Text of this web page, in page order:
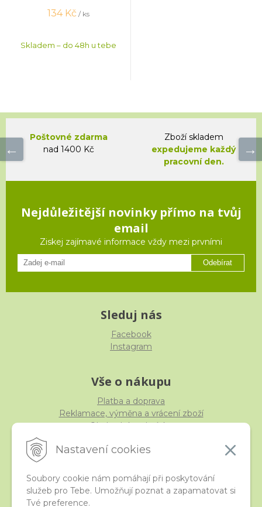
Nastavení cookies
Soubory cookie nám pomáhají při poskytování
služeb pro Tebe. Umožňují poznat a zapamatovat si
Tvé preference.
134 Kč / ks
Skladem – do 48h u tebe
Poštovné zdarma
nad 1400 Kč
Zboží skladem
expedujeme každý
pracovní den.
Nejdůležitější novinky přímo na tvůj
email
Ziskej zajímavé informace vždy mezi prvními
Odebírat
Sleduj nás
Facebook
Instagram
Vše o nákupu
Platba a doprava
Reklamace, výměna a vrácení zboží
Obchodní podmínky
iStraka